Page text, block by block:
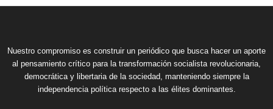
Nuestro compromiso es construir un periódico que busca hacer un aporte
al pensamiento crítico para la transformación socialista revolucionaria,
democrática y libertaria de la sociedad, manteniendo siempre la
independencia política respecto a las élites dominantes.